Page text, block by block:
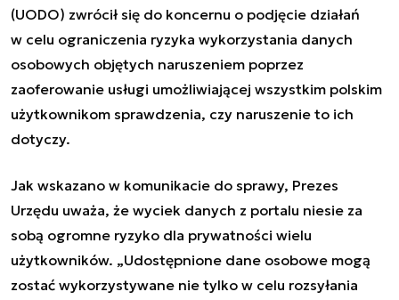
(UODO) zwrócił się do koncernu o podjęcie działań
w celu ograniczenia ryzyka wykorzystania danych
osobowych objętych naruszeniem poprzez
zaoferowanie usługi umożliwiającej wszystkim polskim
użytkownikom sprawdzenia, czy naruszenie to ich
dotyczy.
Jak wskazano w komunikacie do sprawy, Prezes
Urzędu uważa, że wyciek danych z portalu niesie za
sobą ogromne ryzyko dla prywatności wielu
użytkowników. „Udostępnione dane osobowe mogą
zostać wykorzystywane nie tylko w celu rozsyłania